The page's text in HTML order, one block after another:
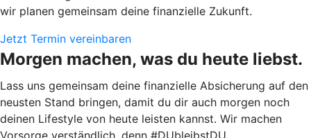
wir planen gemeinsam deine finanzielle Zukunft.
Jetzt Termin vereinbaren
Morgen machen, was du heute liebst.
Lass uns gemeinsam deine finanzielle Absicherung auf den
neusten Stand bringen, damit du dir auch morgen noch
deinen Lifestyle von heute leisten kannst. Wir machen
Vorsorge verständlich, denn #DUbleibstDU.